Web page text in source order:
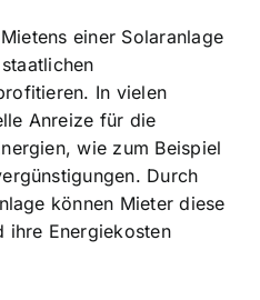
einer Solaranlage
In vielen
Anreize für die
wie zum Beispiel
Durch
können Mieter diese
ihre Energiekosten